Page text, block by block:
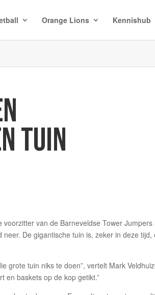
Orange Lions Kennishub
TUIN
van de Barneveldse Tower Jumpers
De gigantische tuin is, zeker in deze tijd,
grote tuin niks te doen”, vertelt Mark
en baskets op de kop getikt.”